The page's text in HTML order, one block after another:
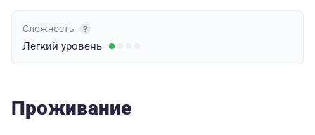
Сложность
Легкий уровень
Проживание